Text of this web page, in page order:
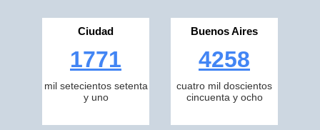
Ciudad
1771
mil setecientos setenta
y uno
Buenos Aires
4258
cuatro mil doscientos
cincuenta y ocho